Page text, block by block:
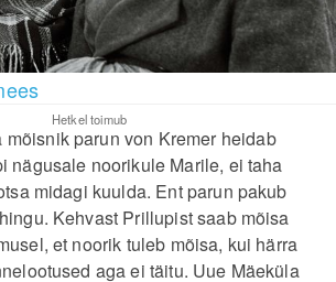
Hetkel toimub
mõisnik parun von Kremer heidab
nägusale noorikule Marile, ei taha
midagi kuulda. Ent parun pakub
Kehvast Prillupist saab mõisa
et noorik tuleb mõisa, kui härra
aga ei täitu. Uue Mäeküla